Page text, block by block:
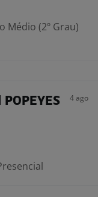
Médio (2º Grau)
4 ago